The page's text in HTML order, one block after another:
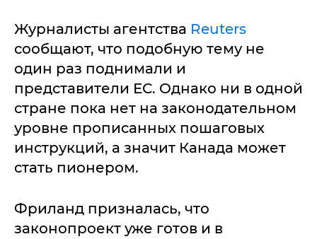
Журналисты агентства Reuters
сообщают, что подобную тему не
один раз поднимали и
представители ЕС. Однако ни в одной
стране пока нет на законодательном
уровне прописанных пошаговых
инструкций, а значит Канада может
стать пионером.
Фриланд призналась, что
законопроект уже готов и в